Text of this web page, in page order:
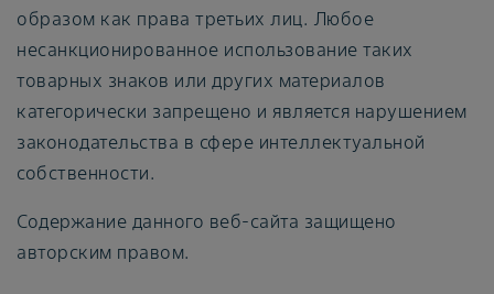
образом как права третьих лиц. Любое
несанкционированное использование таких
товарных знаков или других материалов
категорически запрещено и является нарушением
законодательства в сфере интеллектуальной
собственности.
Содержание данного веб-сайта защищено
авторским правом.